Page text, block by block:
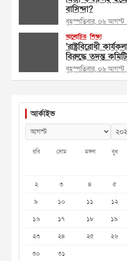
বাসিন্দা?
বৃহস্পতিবার, ০৬
আলোচিত শিক্ষা
‘রাষ্ট্রবিরোধী
বিরুদ্ধে তদন্ত কমিটি
বৃহস্পতিবার, ০৬
আর্কাইভ
রবি সোম মঙ্গল বুধ
২
৩ ৪ ৫
৯
১০ ১১ ১২
১৬
১৭ ১৮ ১৯
২৩
২৪ ২৫ ২৬
৩০
৩১